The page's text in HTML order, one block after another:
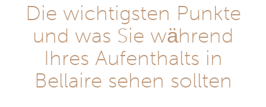
Die wichtigsten Punkte
und was Sie während
Ihres Aufenthalts in
Bellaire sehen sollten